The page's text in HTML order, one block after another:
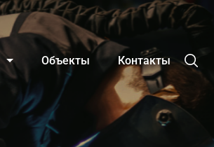
Объекты Контакты